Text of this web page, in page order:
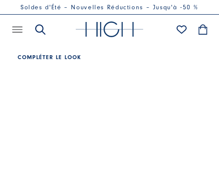
Soldes d'Été – Nouvelles Réductions – Jusqu'à -50 %
COMPLÉTER LE LOOK